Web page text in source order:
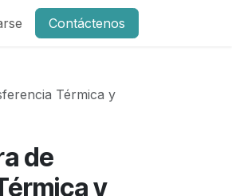
Contáctenos
Térmica y
de
y